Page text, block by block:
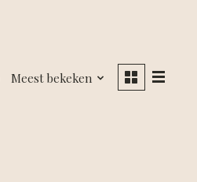
Meest bekeken